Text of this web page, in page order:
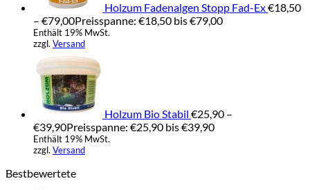
Holzum Fadenalgen Stopp Fad-Ex€18,50
– €79,00Preisspanne: €18,50 bis €79,00
Enthält 19% MwSt.
zzgl. Versand
Holzum Bio Stabil €25,90 –
€39,90Preisspanne: €25,90 bis €39,90
Enthält 19% MwSt.
zzgl. Versand
Bestbewertete